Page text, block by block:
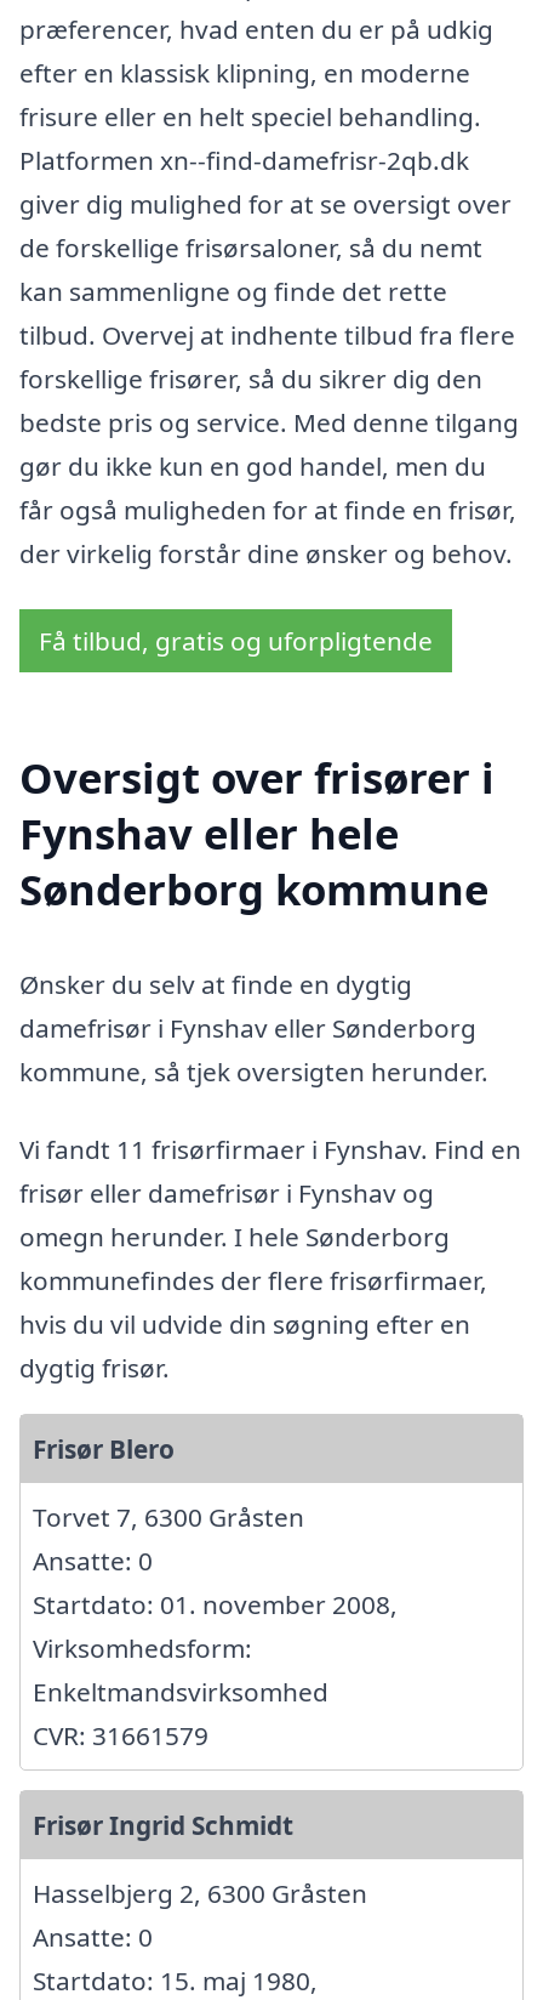
præferencer, hvad enten du er på udkig
efter en klassisk klipning, en moderne
frisure eller en helt speciel behandling.
Platformen xn--find-damefrisr-2qb.dk
giver dig mulighed for at se oversigt over
de forskellige frisørsaloner, så du nemt
kan sammenligne og finde det rette
tilbud. Overvej at indhente tilbud fra flere
forskellige frisører, så du sikrer dig den
bedste pris og service. Med denne tilgang
gør du ikke kun en god handel, men du
får også muligheden for at finde en frisør,
der virkelig forstår dine ønsker og behov.
Få tilbud, gratis og uforpligtende
Oversigt over frisører i
Fynshav eller hele
Sønderborg kommune
Ønsker du selv at finde en dygtig
damefrisør i Fynshav eller Sønderborg
kommune, så tjek oversigten herunder.
Vi fandt 11 frisørfirmaer i Fynshav. Find en
frisør eller damefrisør i Fynshav og
omegn herunder. I hele Sønderborg
kommunefindes der flere frisørfirmaer,
hvis du vil udvide din søgning efter en
dygtig frisør.
Frisør Blero
Torvet 7, 6300 Gråsten
Ansatte: 0
Startdato: 01. november 2008,
Virksomhedsform:
Enkeltmandsvirksomhed
CVR: 31661579
Frisør Ingrid Schmidt
Hasselbjerg 2, 6300 Gråsten
Ansatte: 0
Startdato: 15. maj 1980,